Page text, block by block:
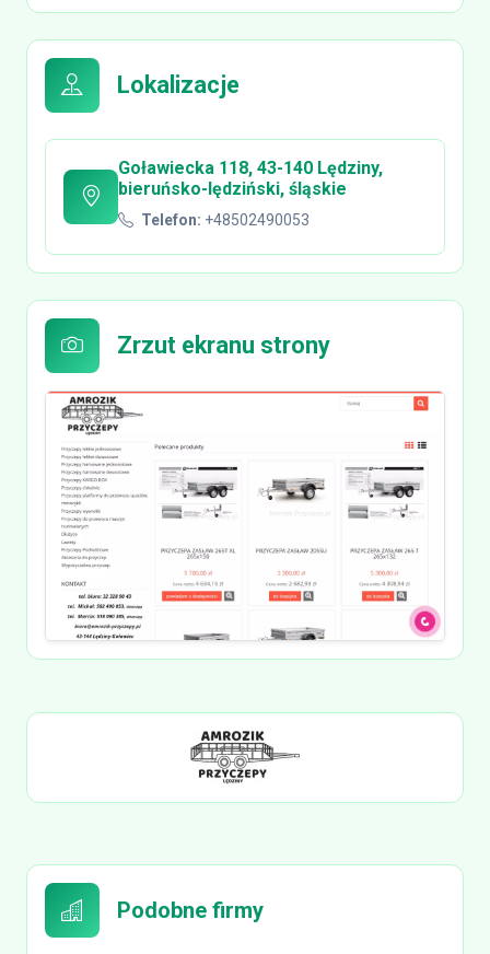
Lokalizacje
Goławiecka 118, 43-140 Lędziny,
bieruńsko-lędziński, śląskie
Telefon: +48502490053
Zrzut ekranu strony
Podobne firmy